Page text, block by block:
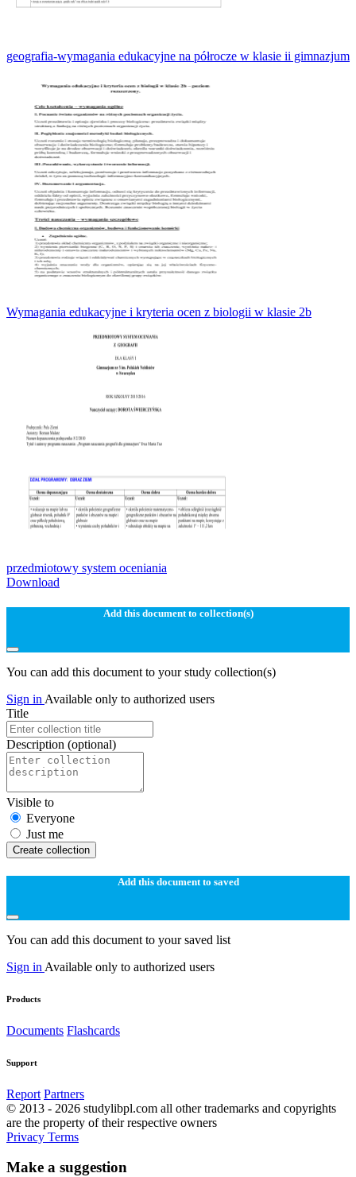
geografia-wymagania edukacyjne na półrocze w klasie ii gimnazjum
Wymagania edukacyjne i kryteria ocen z biologii w klasie 2b
przedmiotowy system oceniania
Download
Add this document to collection(s)
You can add this document to your study collection(s)
Sign in Available only to authorized users
Title
Description (optional)
Visible to
Everyone
Just me
Create collection
Add this document to saved
You can add this document to your saved list
Sign in Available only to authorized users
Products
Documents Flashcards
Support
Report Partners
© 2013 - 2026 studylibpl.com all other trademarks and copyrights
are the property of their respective owners
Privacy Terms
Make a suggestion